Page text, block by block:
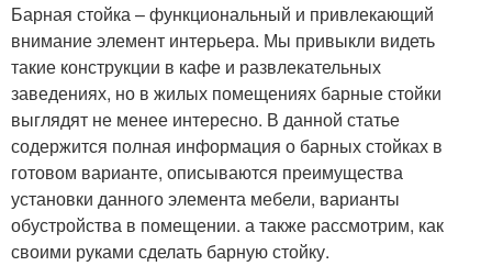
Барная стойка – функциональный и привлекающий
внимание элемент интерьера. Мы привыкли видеть
такие конструкции в кафе и развлекательных
заведениях, но в жилых помещениях барные стойки
выглядят не менее интересно. В данной статье
содержится полная информация о барных стойках в
готовом варианте, описываются преимущества
установки данного элемента мебели, варианты
обустройства в помещении. а также рассмотрим, как
своими руками сделать барную стойку.